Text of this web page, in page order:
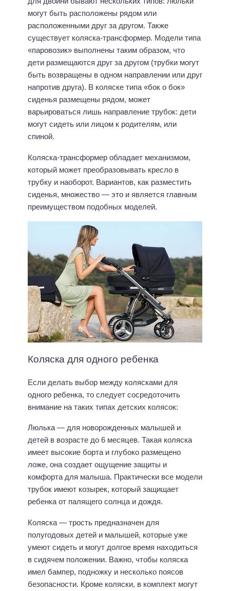
могут быть расположены рядом или
расположенными друг за другом. Также
существует коляска-трансформер. Модели типа
«паровозик» выполнены таким образом, что
дети размещаются друг за другом (трубки могут
быть возвращены в одном направлении или друг
напротив друга). В коляске типа «бок о бок»
сиденья размещены рядом, может
варьироваться лишь направление трубок: дети
могут сидеть или лицом к родителям, или
спиной.
Коляска-трансформер обладает механизмом,
который может преобразовывать кресло в
трубку и наоборот. Вариантов, как разместить
сиденья, множество — это и является главным
преимуществом подобных моделей.
Коляска для одного ребенка
Если делать выбор между колясками для
одного ребенка, то следует сосредоточить
внимание на таких типах детских колясок:
Люлька — для новорожденных малышей и
детей в возрасте до 6 месяцев. Такая коляска
имеет высокие борта и глубоко размещено
ложе, она создает ощущение защиты и
комфорта для малыша. Практически все модели
трубок имеют козырек, который защищает
ребенка от палящего солнца и дождя.
Коляска — трость предназначен для
полугодовых детей и малышей, которые уже
умеют сидеть и могут долгое время находиться
в сидячем положении. Важно, чтобы коляска
имел бампер, подножку и несколько поясов
безопасности. Кроме коляски, в комплект могут